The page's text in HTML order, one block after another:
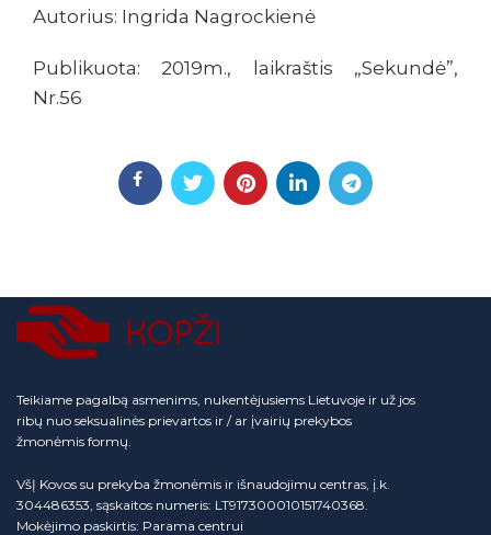
Autorius: Ingrida Nagrockienė
Publikuota: 2019m., laikraštis „Sekundė”,
Nr.56
Teikiame pagalbą asmenims, nukentėjusiems Lietuvoje ir už jos
ribų nuo seksualinės prievartos ir / ar įvairių prekybos
žmonėmis formų.
VšĮ Kovos su prekyba žmonėmis ir išnaudojimu centras, į.k.
304486353, sąskaitos numeris: LT917300010151740368.
Mokėjimo paskirtis: Parama centrui